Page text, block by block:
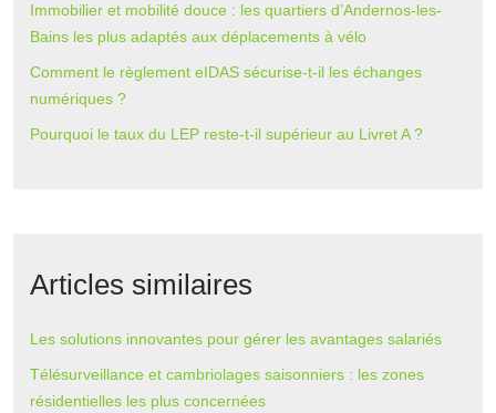
Immobilier et mobilité douce : les quartiers d’Andernos-les-
Bains les plus adaptés aux déplacements à vélo
Comment le règlement eIDAS sécurise-t-il les échanges
numériques ?
Pourquoi le taux du LEP reste-t-il supérieur au Livret A ?
Articles similaires
Les solutions innovantes pour gérer les avantages salariés
Télésurveillance et cambriolages saisonniers : les zones
résidentielles les plus concernées